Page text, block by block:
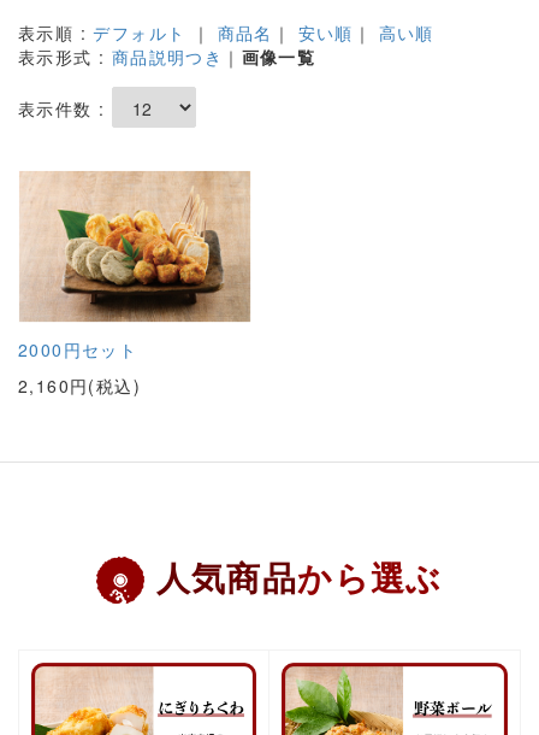
表示順 :デフォルト ｜ 商品名 ｜ 安い順 ｜ 高い順
表示形式 : 商品説明つき ｜ 画像一覧
表示件数 :
2000円セット
2,160円(税込)
人気商品から選ぶ